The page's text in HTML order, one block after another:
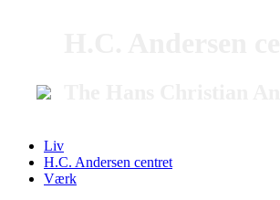
Liv
H.C. Andersen centret
Værk